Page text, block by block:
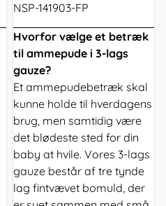
NSP-141903-FP
Hvorfor vælge et betræk
til ammepude i 3-lags
gauze?
Et ammepudebetræk skal
kunne holde til hverdagens
brug, men samtidig være
det blødeste sted for din
baby at hvile. Vores 3-lags
gauze består af tre tynde
lag fintvævet bomuld, der